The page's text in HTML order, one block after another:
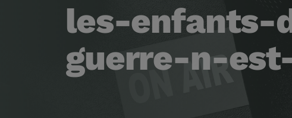
les-enfants-
guerre-n-